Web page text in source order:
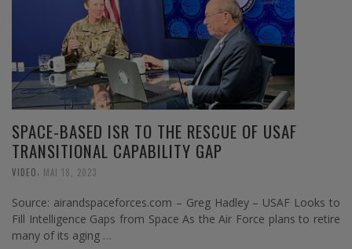
SPACE-BASED ISR TO THE RESCUE OF USAF
TRANSITIONAL CAPABILITY GAP
VIDEO MAI 18, 2023
Source: airandspaceforces.com – Greg Hadley – USAF Looks to
Fill Intelligence Gaps from Space As the Air Force plans to retire
many of its aging …